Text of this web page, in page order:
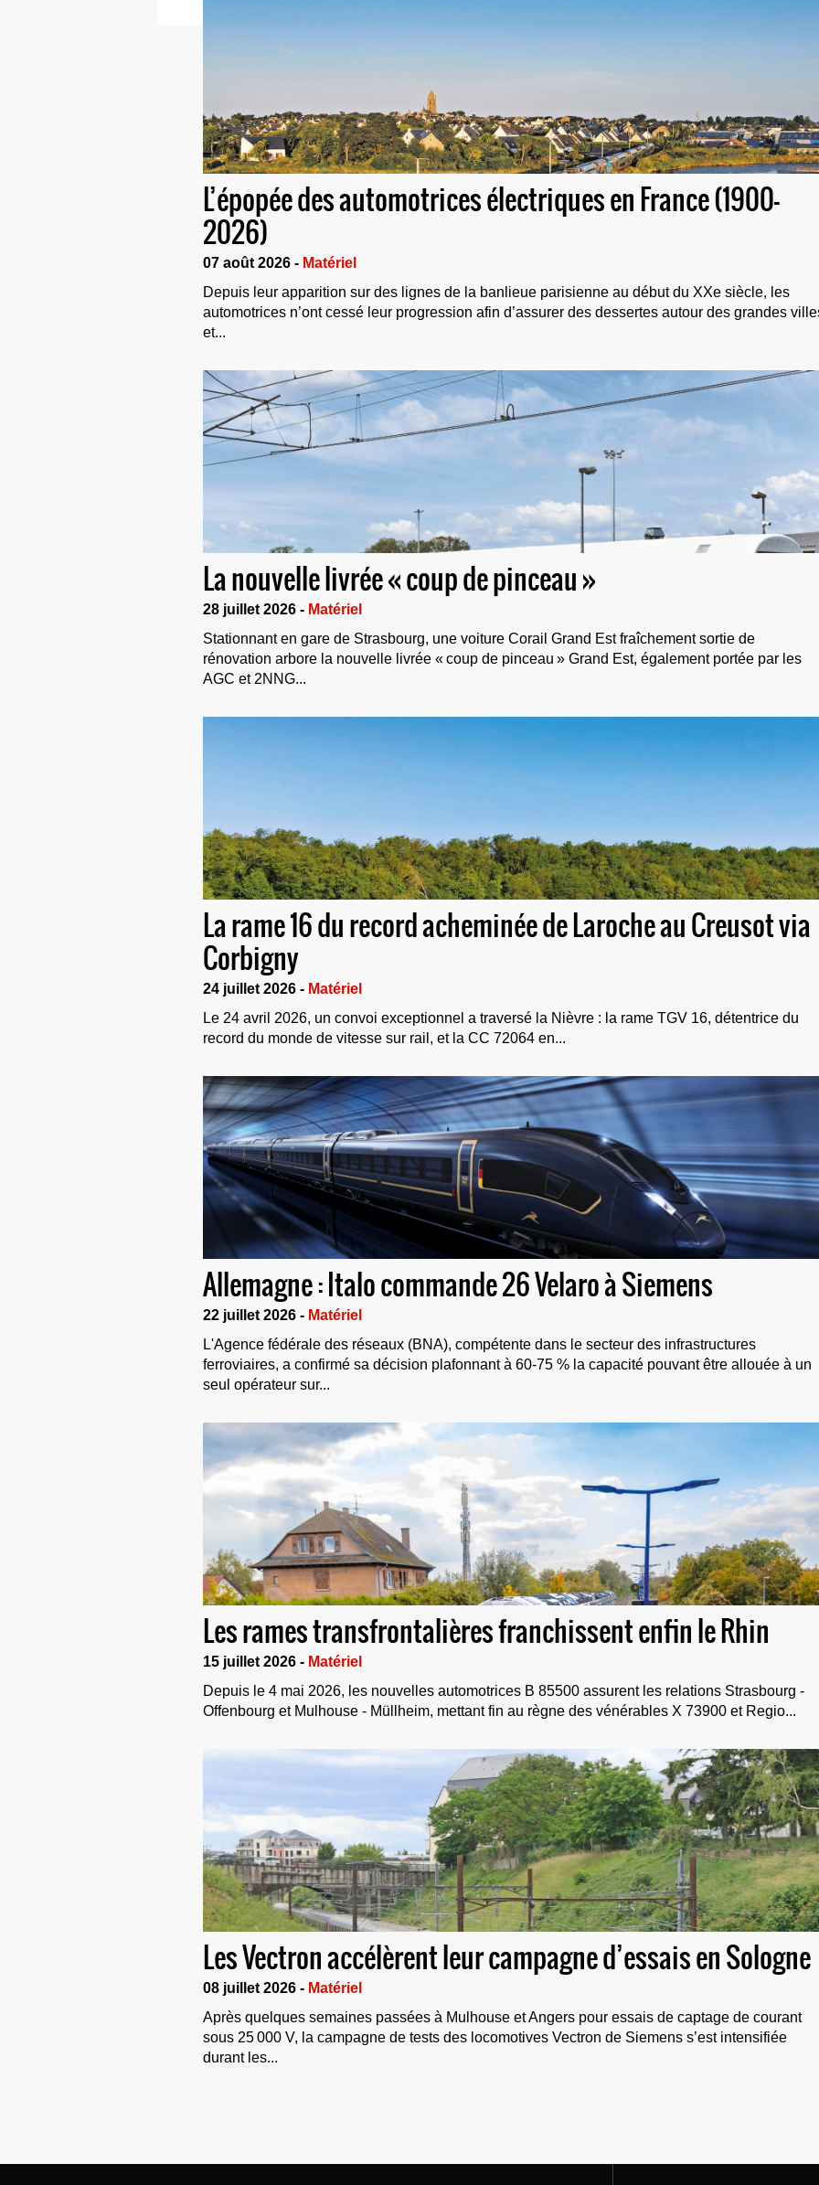
L’épopée des automotrices électriques en France (1900-
2026)
07 août 2026 - Matériel
Depuis leur apparition sur des lignes de la banlieue parisienne au début du XXe siècle, les
automotrices n’ont cessé leur progression afin d’assurer des dessertes autour des grandes
et...
La nouvelle livrée « coup de pinceau »
28 juillet 2026 - Matériel
Stationnant en gare de Strasbourg, une voiture Corail Grand Est fraîchement sortie de
rénovation arbore la nouvelle livrée « coup de pinceau » Grand Est, également portée par les
AGC et 2NNG...
La rame 16 du record acheminée de Laroche au Creusot via
Corbigny
24 juillet 2026 - Matériel
Le 24 avril 2026, un convoi exceptionnel a traversé la Nièvre : la rame TGV 16, détentrice du
record du monde de vitesse sur rail, et la CC 72064 en...
Allemagne : Italo commande 26 Velaro à Siemens
22 juillet 2026 - Matériel
L'Agence fédérale des réseaux (BNA), compétente dans le secteur des infrastructures
ferroviaires, a confirmé sa décision plafonnant à 60-75 % la capacité pouvant être allouée à un
seul opérateur sur...
Les rames transfrontalières franchissent enfin le Rhin
15 juillet 2026 - Matériel
Depuis le 4 mai 2026, les nouvelles automotrices B 85500 assurent les relations Strasbourg -
Offenbourg et Mulhouse - Müllheim, mettant fin au règne des vénérables X 73900 et Regio...
Les Vectron accélèrent leur campagne d’essais en Sologne
08 juillet 2026 - Matériel
Après quelques semaines passées à Mulhouse et Angers pour essais de captage de courant
sous 25 000 V, la campagne de tests des locomotives Vectron de Siemens s’est intensifiée
durant les...